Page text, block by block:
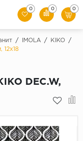
0 0 0
/ IMOLA / KIKO
/
12x18
DEC.W,